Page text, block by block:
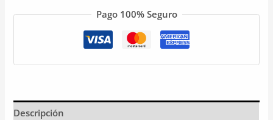
Pago 100% Seguro
Descripción